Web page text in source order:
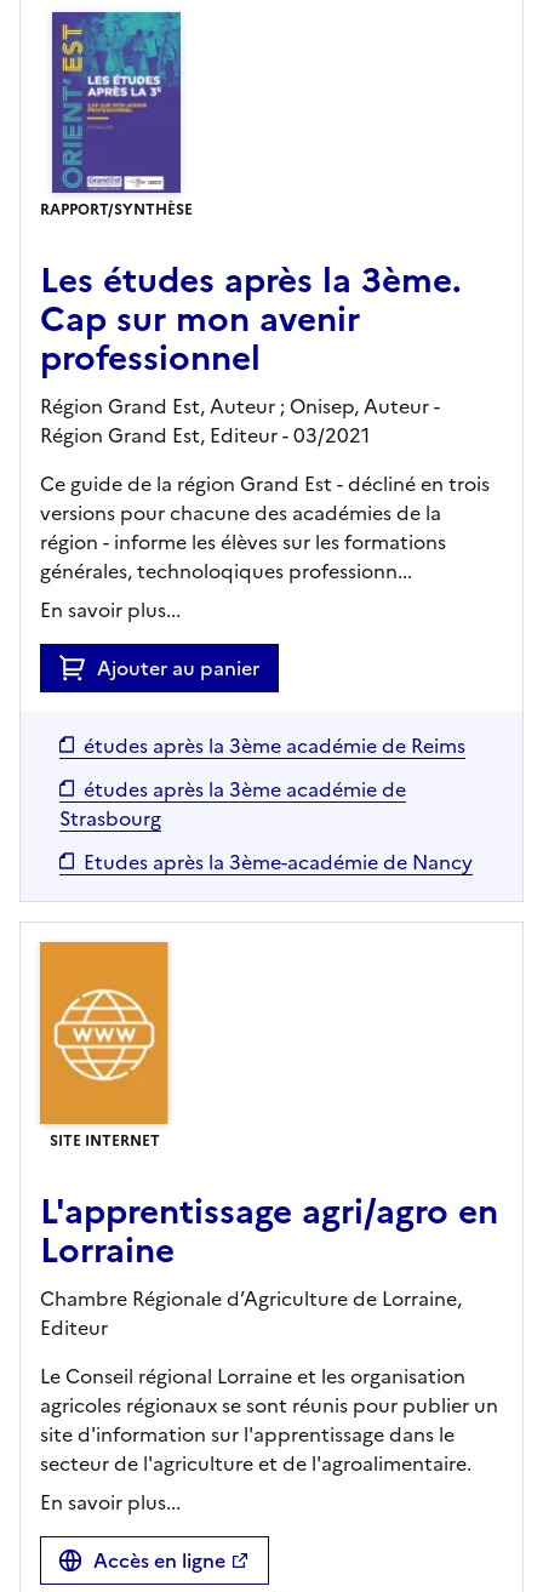
RAPPORT/SYNTHÈSE
Les études après la 3ème.
Cap sur mon avenir
professionnel
Région Grand Est, Auteur ; Onisep, Auteur -
Région Grand Est, Editeur- 03/2021
Ce guide de la région Grand Est - décliné en trois
versions pour chacune des académies de la
région - informe les élèves sur les formations
générales, technoloqiques professionn...
En savoir plus...
Ajouter au panier
études après la 3ème académie de Reims
études après la 3ème académie de
Strasbourg
Etudes après la 3ème-académie de Nancy
SITE INTERNET
L'apprentissage agri/agro en
Lorraine
Chambre Régionale d’Agriculture de Lorraine,
Editeur
Le Conseil régional Lorraine et les organisation
agricoles régionaux se sont réunis pour publier un
site d'information sur l'apprentissage dans le
secteur de l'agriculture et de l'agroalimentaire.
En savoir plus...
Accès en ligne